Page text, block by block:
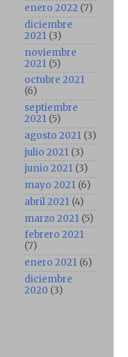
enero 2022 (7)
diciembre
2021 (3)
noviembre
2021 (5)
octubre 2021
(6)
septiembre
2021 (5)
agosto 2021 (3)
julio 2021 (3)
junio 2021 (3)
mayo 2021 (6)
abril 2021 (4)
marzo 2021 (5)
febrero 2021
(7)
enero 2021 (6)
diciembre
2020 (3)